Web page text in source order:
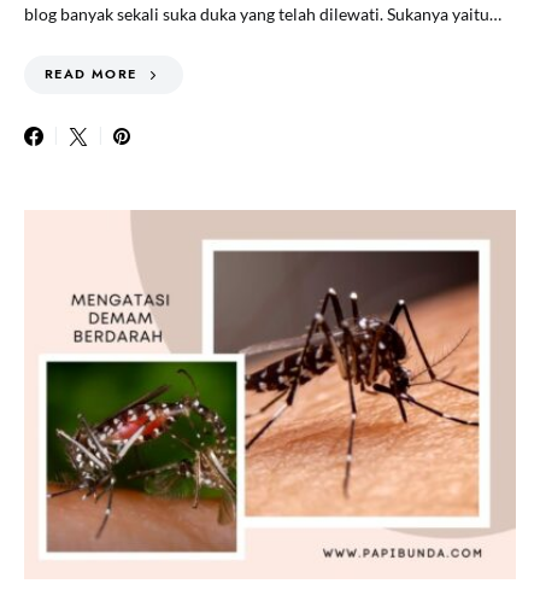
blog banyak sekali suka duka yang telah dilewati. Sukanya yaitu…
READ MORE